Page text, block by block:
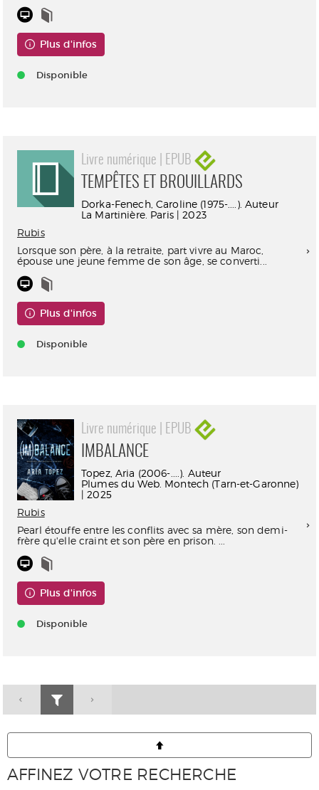
Plus d'infos
Disponible
Livre numérique | EPUB
TEMPÊTES ET BROUILLARDS
Dorka-Fenech, Caroline (1975-....). Auteur
La Martinière. Paris | 2023
Rubis
Lorsque son père, à la retraite, part vivre au Maroc,
épouse une jeune femme de son âge, se converti...
Plus d'infos
Disponible
Livre numérique | EPUB
IMBALANCE
Topez, Aria (2006-....). Auteur
Plumes du Web. Montech (Tarn-et-Garonne)
| 2025
Rubis
Pearl étouffe entre les conflits avec sa mère, son demi-
frère qu'elle craint et son père en prison. ...
Plus d'infos
Disponible
AFFINEZ VOTRE RECHERCHE